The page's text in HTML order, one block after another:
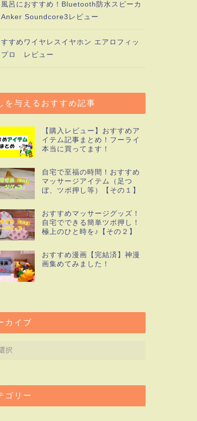
風呂におすすめ！Bluetooth防水スピーカ
Anker Soundcore3レビュー
すすめワイヤレスイヤホン エアロフィッ
プロ レビュー
を与えるおすすめ記事
【購入レビュー】おすすめア
イテム記事まとめ！フーライ
本当に買ってます！
自宅で至福の時間！おすすめ
マッサージアイテム（足つ
ぼ、ツボ押し等）【その１】
おすすめマッサージグッズ！
自宅でできる簡単ツボ押し！
極上のひと時を♪【その２】
おすすめ漫画【完結済】神漫
画集めてみました！
カイブ
ゴリー